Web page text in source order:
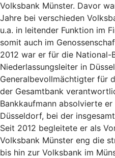
Volksbank Münster. Davor
Jahre bei verschieden
u.a. in leitender Funktion im
somit auch im
2012 war er für die National-
Niederlassungsleiter in
Generalbevollmächtigter für
der Gesamtbank
Bankkaufmann absolvierte
Düsseldorf, bei der
Seit 2012 begleitete er als
Volksbank Münster eng die
bis hin zur Volksbank im